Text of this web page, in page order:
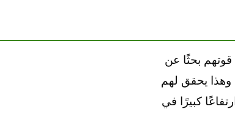
بحثًا عن
يحقق لهم
كبيرًا في